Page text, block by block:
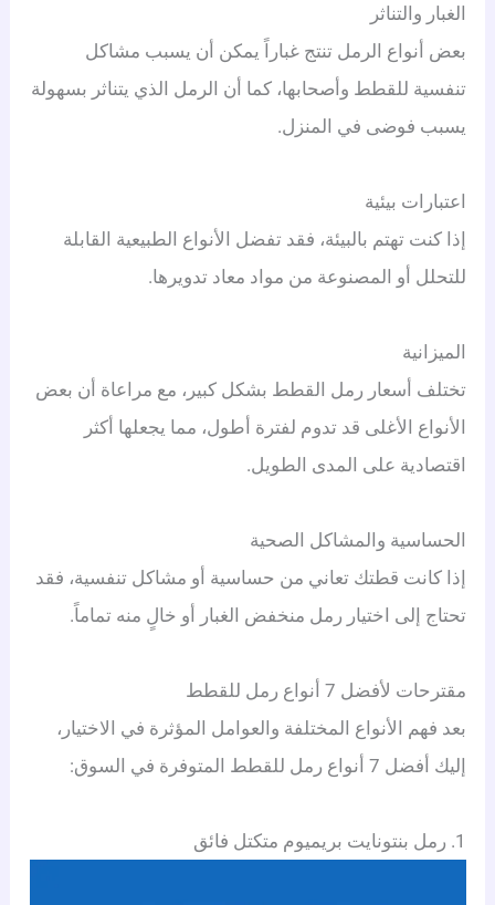
الغبار والتناثر
بعض أنواع الرمل تنتج غباراً يمكن أن يسبب مشاكل
تنفسية للقطط وأصحابها، كما أن الرمل الذي يتناثر بسهولة
يسبب فوضى في المنزل.
اعتبارات بيئية
إذا كنت تهتم بالبيئة، فقد تفضل الأنواع الطبيعية القابلة
للتحلل أو المصنوعة من مواد معاد تدويرها.
الميزانية
تختلف أسعار رمل القطط بشكل كبير، مع مراعاة أن بعض
الأنواع الأغلى قد تدوم لفترة أطول، مما يجعلها أكثر
اقتصادية على المدى الطويل.
الحساسية والمشاكل الصحية
إذا كانت قطتك تعاني من حساسية أو مشاكل تنفسية، فقد
تحتاج إلى اختيار رمل منخفض الغبار أو خالٍ منه تماماً.
مقترحات لأفضل 7 أنواع رمل للقطط
بعد فهم الأنواع المختلفة والعوامل المؤثرة في الاختيار،
إليك أفضل 7 أنواع رمل للقطط المتوفرة في السوق: